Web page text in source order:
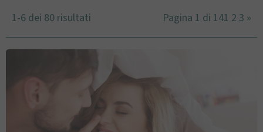
1-6 dei 80 risultati Pagina 1 di 141 2 3 »